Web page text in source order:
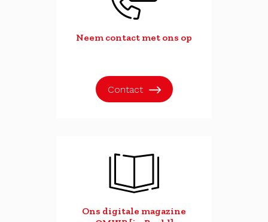
Neem contact met ons op
Contact
Ons digitale magazine